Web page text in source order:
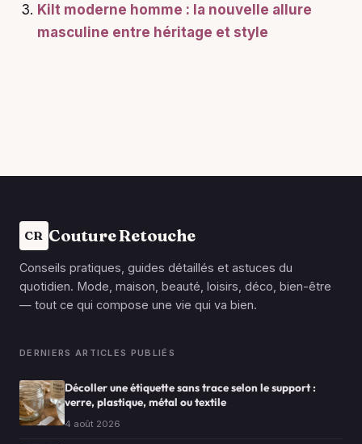
Kilt moderne homme : la nouvelle allure
masculine entre héritage et style
CR Couture Retouche
Conseils pratiques, guides détaillés et astuces du
quotidien. Mode, maison, beauté, loisirs, déco, bien-être
— tout ce qui compose une vie qui va bien.
DERNIERS ARTICLES PUBLIÉS
Décoller une étiquette sans trace selon le support :
verre, plastique, métal ou textile
4 août 2026